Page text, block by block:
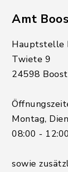
Amt
Hauptstelle
Twiete 9
24598
Montag,
08:00 -
sowie